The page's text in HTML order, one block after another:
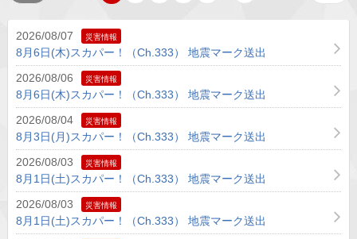
2026/08/07 災害情報
8月6日(木)スカパー！（Ch.333） 地震マーク送出
2026/08/06
災害情報
8月6日(木)スカパー！（Ch.333） 地震マーク送出
2026/08/04
災害情報
8月3日(月)スカパー！（Ch.333） 地震マーク送出
2026/08/03
災害情報
8月1日(土)スカパー！（Ch.333） 地震マーク送出
2026/08/03
災害情報
8月1日(土)スカパー！（Ch.333） 地震マーク送出